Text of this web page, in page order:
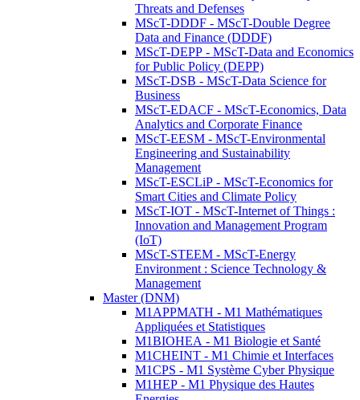
Threats and Defenses
MScT-DDDF - MScT-Double Degree
Data and Finance (DDDF)
MScT-DEPP - MScT-Data and Economics
for Public Policy (DEPP)
MScT-DSB - MScT-Data Science for
Business
MScT-EDACF - MScT-Economics, Data
Analytics and Corporate Finance
MScT-EESM - MScT-Environmental
Engineering and Sustainability
Management
MScT-ESCLiP - MScT-Economics for
Smart Cities and Climate Policy
MScT-IOT - MScT-Internet of Things :
Innovation and Management Program
(IoT)
MScT-STEEM - MScT-Energy
Environment : Science Technology &
Management
Master (DNM)
M1APPMATH - M1 Mathématiques
Appliquées et Statistiques
M1BIOHEA - M1 Biologie et Santé
M1CHEINT - M1 Chimie et Interfaces
M1CPS - M1 Système Cyber Physique
M1HEP - M1 Physique des Hautes